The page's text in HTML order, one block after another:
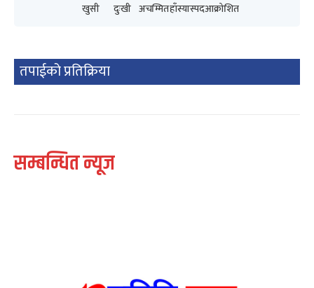
खुसी दुःखी अचम्मितहाँस्यास्पदआक्रोशित
तपाईको प्रतिक्रिया
सम्बन्धित न्यूज